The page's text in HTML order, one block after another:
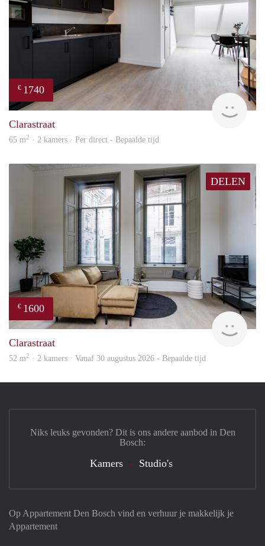
€ 1740
Next
Clarastraat
65 m2 · 2 kamers · Per direct - Bepaalde tijd
DELEN
€ 1600
Next
Clarastraat
52 m2 · 2 kamers · Vanaf 30 augustus 2026 - Bepaalde tijd
Op Appartement Den Bosch vind en verhuur je makkelijk je
Appartement
Niks leuks gevonden? Dit is ons andere aanbod in Den
Bosch:
Kamers Studio's